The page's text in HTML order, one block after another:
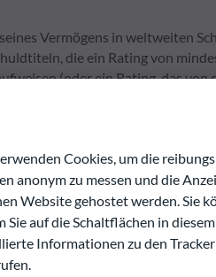
Vermögens in weltweiten
die ein Rating von
(oder ein Rating, das von
internes Ratings der
Rückschlüsse auf die
Cookies, um die
anonym zu messen und die
Website gehostet werden. Sie
auf die Schaltflächen in
Informationen zu den